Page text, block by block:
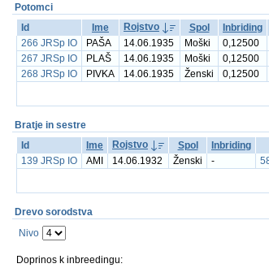
Potomci
Id
Ime Rojstvo Spol Inbriding
266 JRSp IO
PAŠA 14.06.1935 Moški 0,12500
267 JRSp IO
PLAŠ 14.06.1935 Moški 0,12500
268 JRSp IO
PIVKA 14.06.1935 Ženski 0,12500
Bratje in sestre
Id
Ime Rojstvo Spol Inbriding
139 JRSp IO
AMI 14.06.1932 Ženski -
Drevo sorodstva
Nivo
Doprinos k inbreedingu: